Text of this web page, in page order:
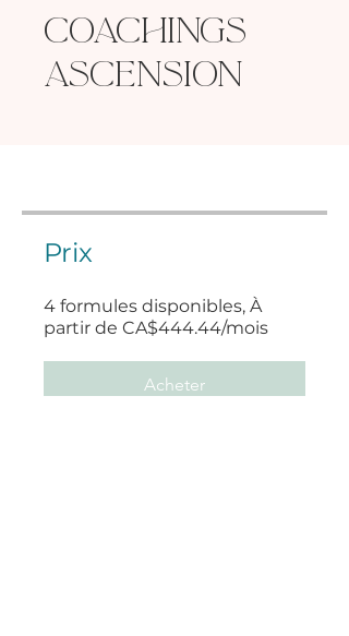
Coachings
ASCENSION
Prix
4 formules disponibles, À
partir de CA$444.44/mois
Acheter